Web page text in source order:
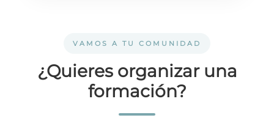
VAMOS A TU COMUNIDAD
¿Quieres organizar una
formación?